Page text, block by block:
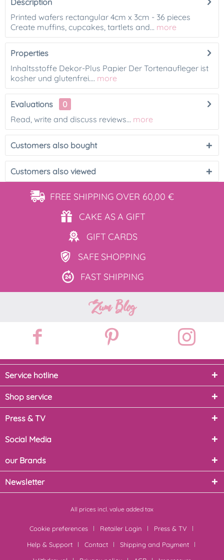
Description
Printed wafers rectangular 4cm x 3cm - 36 pieces
Create muffins, cupcakes, tartlets and... more
Properties
Inhaltsstoffe Dekor-Plus Papier Der Tortenaufleger ist
kosher und glutenfrei.... more
Evaluations
0
Read, write and discuss reviews... more
Customers also bought
Customers also viewed
FREE SHIPPING OVER 60,00 €
CAKE ASA GIFT
GIFT CARDS
SAFE SHOPPING
FAST SHIPPING
Zum Blog
Service hotline
Shop service
Press & TV
Social Media
our Brands
Newsletter
All prices incl. value added tax
Cookie preferences Retailer Login
Press & TV
Help & Support
Contact
Shipping and Payment